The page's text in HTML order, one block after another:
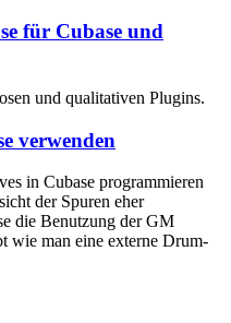
für Cubase und
und qualitativen Plugins.
verwenden
in Cubase programmieren
der Spuren eher
die Benutzung der GM
wie man eine externe Drum-